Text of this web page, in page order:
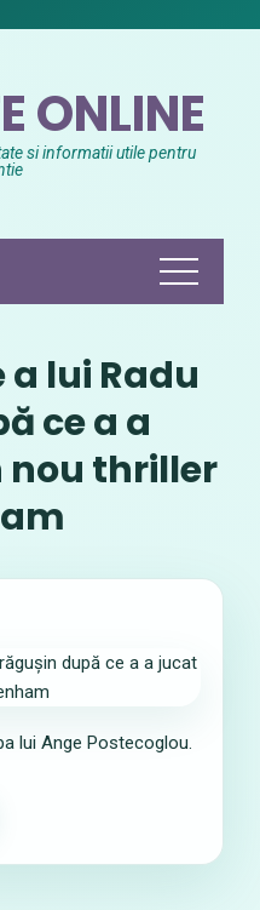
ONLINE
si informatii utile pentru
lui Radu
ce a a
thriller
lui Ange Postecoglou.